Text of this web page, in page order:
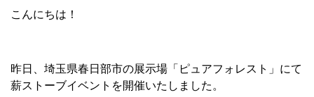
こんにちは！
昨日、埼玉県春日部市の展示場「ピュアフォレスト」にて
薪ストーブイベントを開催いたしました。